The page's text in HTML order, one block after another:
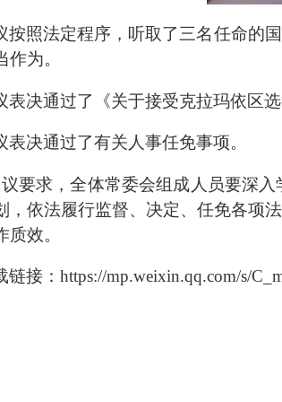
按照法定程序， 听取了三名任命的
作为。
表决通过了 《关于接受克拉玛依区
表决通过了有关人事任免事项。
要求，全体常委会组成人员要深
，依法履行监督、决定、任免各项
质效。
链接：https://mp.weixin.qq.com/s/